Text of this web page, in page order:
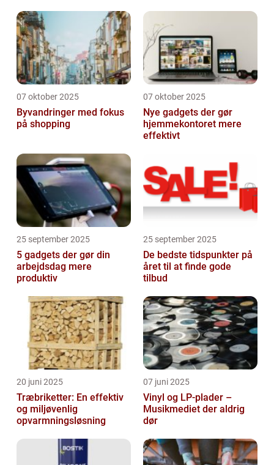
07 oktober 2025
Byvandringer med fokus
på shopping
07 oktober 2025
Nye gadgets der gør
hjemmekontoret mere
effektivt
25 september 2025
5 gadgets der gør din
arbejdsdag mere
produktiv
25 september 2025
De bedste tidspunkter på
året til at finde gode
tilbud
20 juni 2025
Træbriketter: En effektiv
og miljøvenlig
opvarmningsløsning
07 juni 2025
Vinyl og LP-plader –
Musikmediet der aldrig
dør